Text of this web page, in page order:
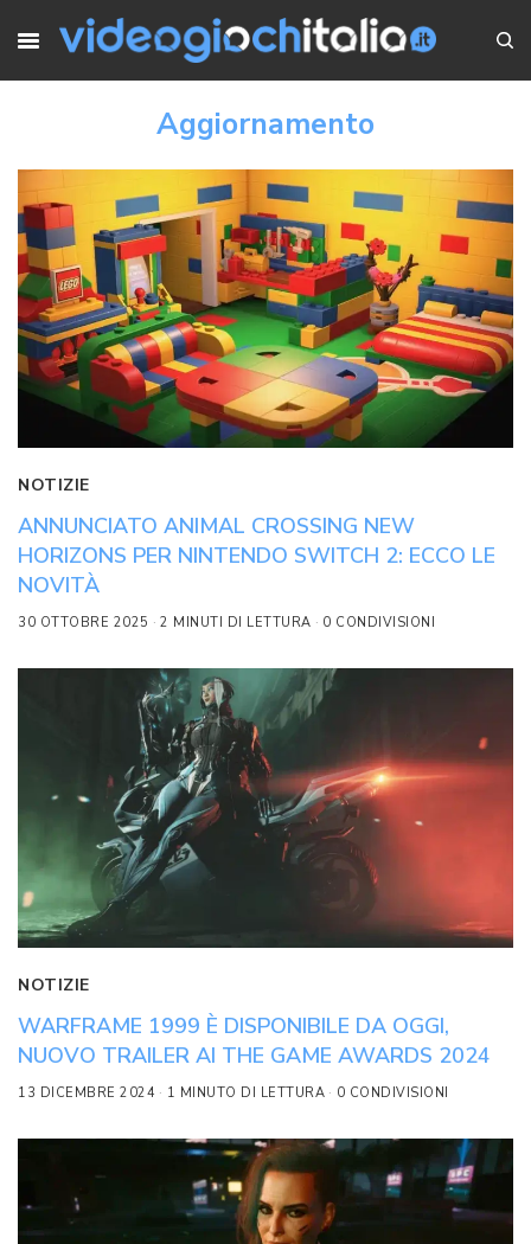
Aggiornamento
NOTIZIE
ANNUNCIATO ANIMAL CROSSING NEW
HORIZONS PER NINTENDO SWITCH 2: ECCO LE
NOVITÀ
30 OTTOBRE 2025 2 MINUTI DI LETTURA 0 CONDIVISIONI
NOTIZIE
WARFRAME 1999 È DISPONIBILE DA OGGI,
NUOVO TRAILER AI THE GAME AWARDS 2024
13 DICEMBRE 2024 1 MINUTO DI LETTURA 0 CONDIVISIONI